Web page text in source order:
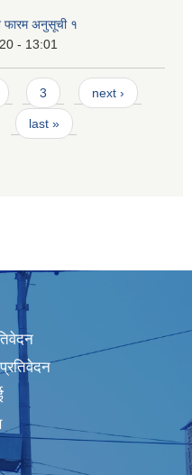
फारम अनुसूची १
- 13:01
3 next ›
last »